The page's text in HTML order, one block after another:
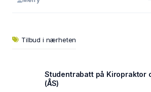
Tilbud i nærheten
Studentrabatt på Kiropraktor
(ÅS)